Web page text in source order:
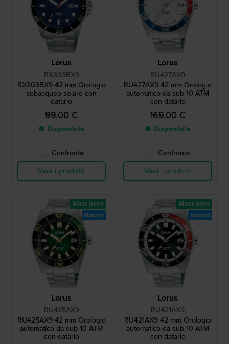
Lorus
RX303BX9
RX303BX9 42 mm Orologio
subacqueo solare con
datario
99,00 €
● Disponibile
Confronta
Vedi i prodotti
Lorus
RU427AX9
RU427AX9 42 mm Orologio
automatico da sub 10 ATM
con datario
169,00 €
● Disponibile
Confronta
Vedi i prodotti
Lorus
RU425AX9
RU425AX9 42 mm Orologio
automatico da sub 10 ATM
con datario
Must have
Nuovo
Lorus
RU421AX9
RU421AX9 42 mm Orologio
automatico da sub 10 ATM
con datario
Must have
Nuovo